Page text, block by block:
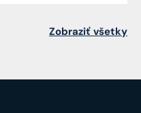
Zobraziť všetky